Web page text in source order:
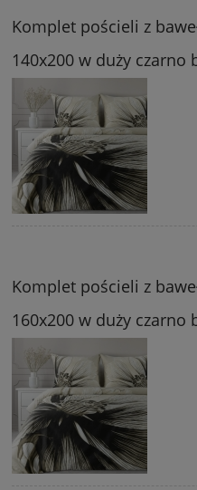
Komplet pościeli z
140x200 w duży czarno
Komplet pościeli z
160x200 w duży czarno